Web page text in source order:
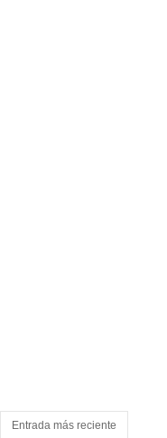
Entrada más reciente